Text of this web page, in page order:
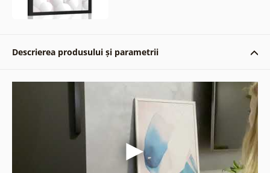
Descrierea produsului și parametrii